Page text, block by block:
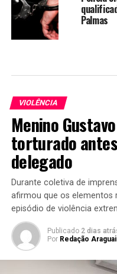
Palmas
VIOLÊNCIA
Menino
torturado
delegado
Durante coletiva de
afirmou que os elementos
episódio de violência
Publicado 2 dias
Por Redação